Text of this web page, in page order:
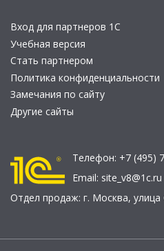
Вход для партнеров 1С
Учебная версия
Стать партнером
Политика конфиденциальности
Замечания по сайту
Другие сайты
Телефон: +7 (495)
Email: site_v8@1c.ru
Отдел продаж: г. Москва, улица